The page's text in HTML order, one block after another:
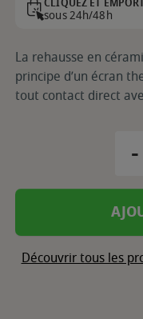
sous 24h/48h
La rehausse en
principe d’un écran
tout contact direct
-
Découvrir tous les